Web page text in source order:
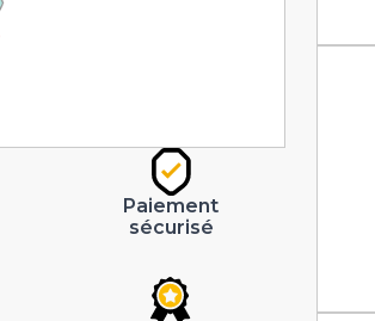
Paiement
sécurisé